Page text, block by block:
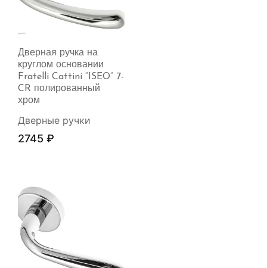
Дверная ручка на
круглом основании
Fratelli Cattini “ISEO” 7-
CR полированный
хром
Дверные ручки
2745 ₽